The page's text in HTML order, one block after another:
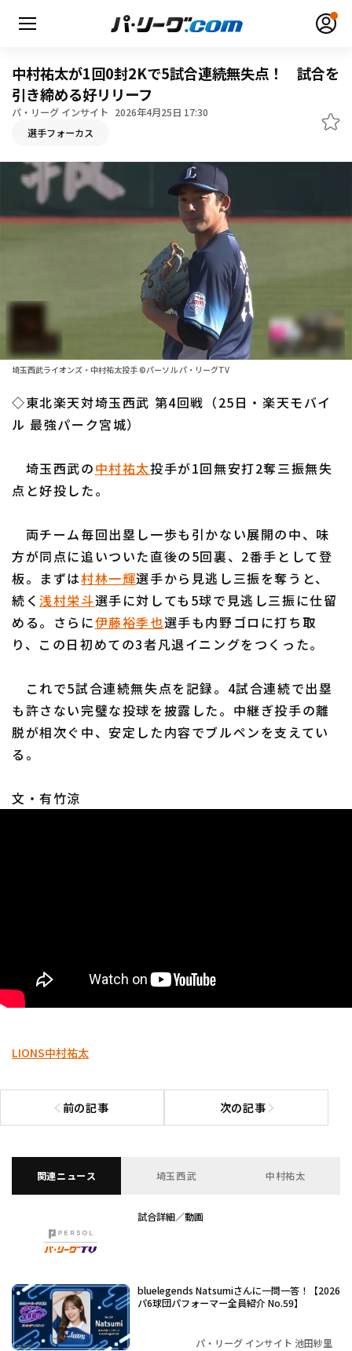
HOME
動画
1軍公式戦
ファーム東地区
ファーム西地区
選手名鑑
選手名鑑トップ
北海道日本ハムファイターズ
東北楽天ゴールデンイーグルス
埼玉西武ライオンズ
オリックス・バファローズ
福岡ソフトバンクホークス
ニュース
設定
利用規約 プライバシーポリシー
中村祐太が1回0封2Kで5試合連続無失点！ 試合を
引き締める好リリーフ
パ・リーグ インサイト 2026年4月25日 17:30
選手フォーカス
埼玉西武ライオンズ・中村祐太投手 ©パーソル パ・リーグTV
◇東北楽天対埼玉西武 第4回戦（25日・楽天モバイ
ル 最強パーク宮城）
埼玉西武の中村祐太投手が1回無安打2奪三振無失
点と好投した。
両チーム毎回出塁し一歩も引かない展開の中、味
方が同点に追いついた直後の5回裏、2番手として登
板。まずは村林一輝選手から見逃し三振を奪うと、
続く浅村栄斗選手に対しても5球で見逃し三振に仕留
める。さらに伊藤裕季也選手も内野ゴロに打ち取
り、この日初めての3者凡退イニングをつくった。
これで5試合連続無失点を記録。4試合連続で出塁
も許さない完璧な投球を披露した。中継ぎ投手の離
脱が相次ぐ中、安定した内容でブルペンを支えてい
る。
文・有竹涼
LIONS中村祐太
前の記事
前の記事へ 次の記事次の記事へ
関連ニュース 埼玉西武 中村祐太
試合詳細／動画
bluelegends Natsumiさんに一問一答！【2026
パ6球団パフォーマー全員紹介 No.59】
パ・リーグ インサイト 池田紗里